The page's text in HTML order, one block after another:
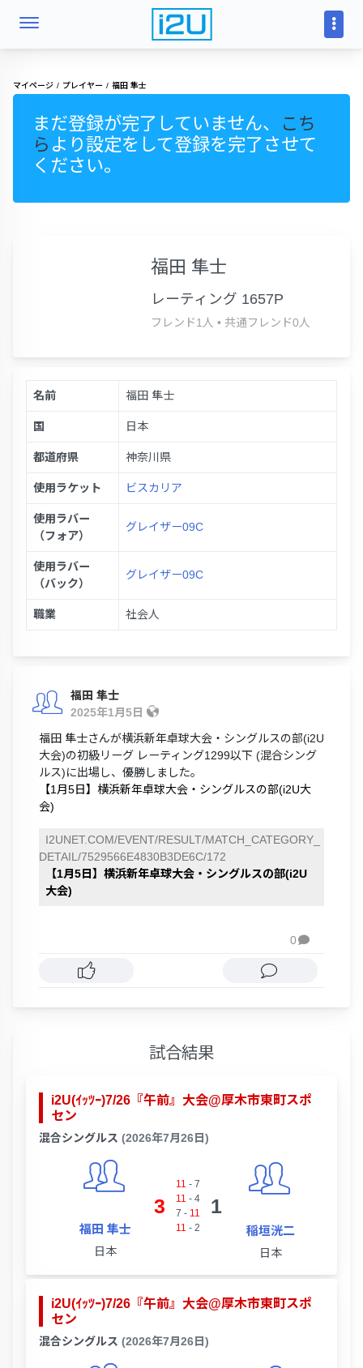
マイページ プレイヤー 福田 隼士
まだ登録が完了していません、
こち
ら より設定をして登録を完了させて
ください。
福田 隼士
レーティング 1657P
フレンド1人 • 共通フレンド0人
名前 福田 隼士
国 日本
都道府県 神奈川県
使用ラケット ビスカリア
使用ラバー
（フォア）
グレイザー09C
使用ラバー
（バック）
グレイザー09C
職業 社会人
福田 隼士
2025年1月5日
福田 隼士さんが横浜新年卓球大会・シングルスの部(i2U
大会)の初級リーグ レーティング1299以下 (混合シング
ルス)に出場し、優勝しました。
【1月5日】横浜新年卓球大会・シングルスの部(i2U大
会)
I2UNET.COM/EVENT/RESULT/MATCH_CATEGORY_
DETAIL/7529566E4830B3DE6C/172
【1月5日】横浜新年卓球大会・シングルスの部(i2U
大会)
0
試合結果
i2U(ｲｯﾂｰ)7/26『午前』大会@厚木市東町スポ
セン
混合シングルス (2026年7月26日)
福田 隼士
日本
3
11 - 7
11 - 4
7 - 11
11 - 2
1
稲垣洸二
日本
i2U(ｲｯﾂｰ)7/26『午前』大会@厚木市東町スポ
セン
混合シングルス (2026年7月26日)